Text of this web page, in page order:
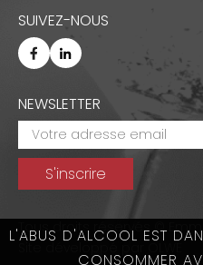
L'ABUS D'ALCOOL EST
CONSOMMER
SUIVEZ-NOUS
NEWSLETTER
Tous droits réservés ©